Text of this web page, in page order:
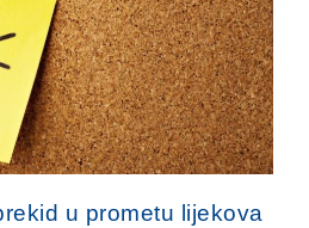
u prometu lijekova